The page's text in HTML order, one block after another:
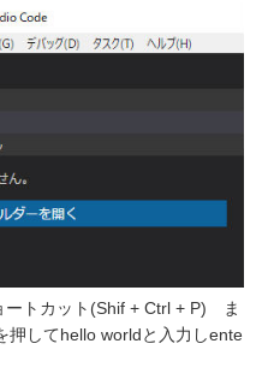
ートカット(Shif + Ctrl + P) ま
押してhello worldと入力しente